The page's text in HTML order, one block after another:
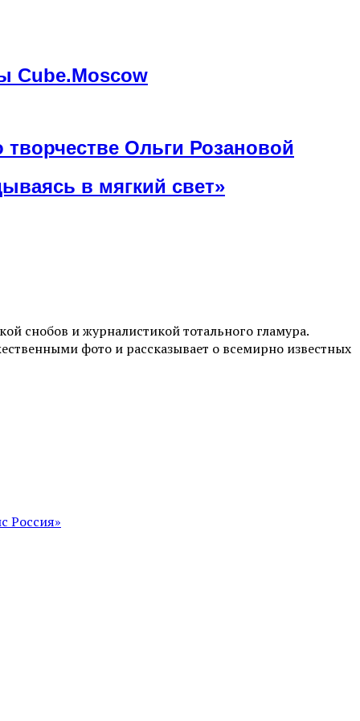
Cube.Moscow
Ольги Розановой
в мягкий свет»
снобов и журналистикой тотального гламура.
фото и рассказывает о всемирно известных
Россия»